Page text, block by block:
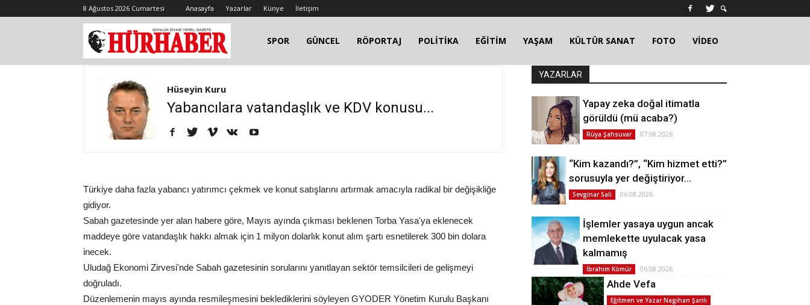
8 Ağustos 2026 Cumartesi Anasayfa Yazarlar Künye İletişim
SPOR GÜNCEL RÖPORTAJ POLİTİKA EĞİTİM YAŞAM KÜLTÜR SANAT FOTO VİDEO
Hüseyin Kuru
Yabancılara vatandaşlık ve KDV konusu...
Türkiye daha fazla yabancı yatırımcı çekmek ve konut satışlarını artırmak amacıyla radikal bir değişikliğe
gidiyor.
Sabah gazetesinde yer alan habere göre, Mayıs ayında çıkması beklenen Torba Yasa'ya eklenecek
maddeye göre vatandaşlık hakkı almak için 1 milyon dolarlık konut alım şartı esnetilerek 300 bin dolara
inecek.
Uludağ Ekonomi Zirvesi'nde Sabah gazetesinin sorularını yanıtlayan sektör temsilcileri de gelişmeyi
doğruladı.
Düzenlemenin mayıs ayında resmileşmesini beklediklerini söyleyen GYODER Yönetim Kurulu Başkanı
YAZARLAR
Yapay zeka doğal itimatla
görüldü (mü acaba?)
Rüya Şahsuvar 07.08.2026
“Kim kazandı?”, “Kim hizmet etti?”
sorusuyla yer değiştiriyor…
Sevginar Sali 06.08.2026
İşlemler yasaya uygun ancak
memlekette uyulacak yasa
kalmamış
İbrahim Kömür 06.08.2026
Ahde Vefa
Eğitmen ve Yazar Nagihan Şanlı